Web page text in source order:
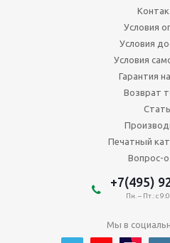
Условия
Условия
Условия
Гарантия
Возврат
Печатный
Вопрос-
+7(495)
Пн. – Пт.: с
Мы в